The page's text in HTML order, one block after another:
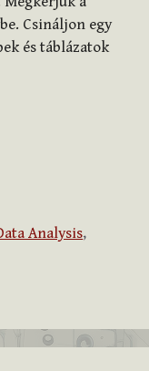
Csináljon egy
és táblázatok
Analysis,